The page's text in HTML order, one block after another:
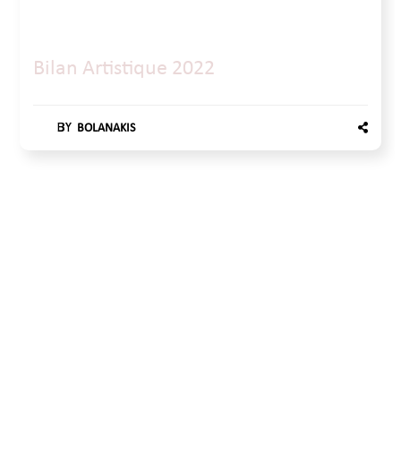
Bilan Artistique 2022
BY BOLANAKIS